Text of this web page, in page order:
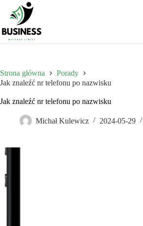
Przejdź
treści
Strona główna
Porady
Jak znaleźć nr telefonu po nazwisku
Jak znaleźć nr telefonu po nazwisku
Michał Kulewicz 2024-05-29